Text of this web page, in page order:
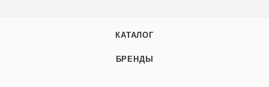
КАТАЛОГ
БРЕНДЫ